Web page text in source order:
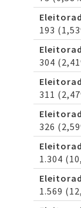
193
304
311
326
1.304
1.569